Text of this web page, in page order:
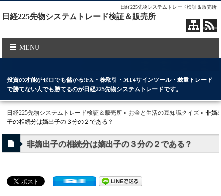
日経225先物システムトレード検証＆販売所
日経225先物システムトレード検証＆販売所
MENU
投資の才能がゼロでも儲かる!FX・株取引・MT4サインツール・裁量トレード
で勝てない人でも勝てるのが日経225先物システムトレードです。
日経225先物システムトレード検証＆販売所 » お金と生活の豆知識クイズ » 非嫡
子の相続分は嫡出子の３分の２である？
非嫡出子の相続分は嫡出子の３分の２である？